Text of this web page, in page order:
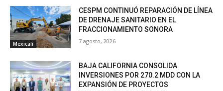
Mexicali
CESPM CONTINUÓ REPARACIÓN DE LÍNEA
DE DRENAJE SANITARIO EN EL
FRACCIONAMIENTO SONORA
7 agosto, 2026
BAJA CALIFORNIA CONSOLIDA
INVERSIONES POR 270.2 MDD CON LA
EXPANSIÓN DE PROYECTOS